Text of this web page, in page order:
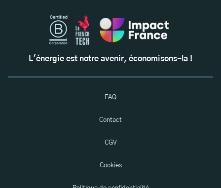
L'énergie est notre avenir, économisons-la !
FAQ
Contact
CGV
Cookies